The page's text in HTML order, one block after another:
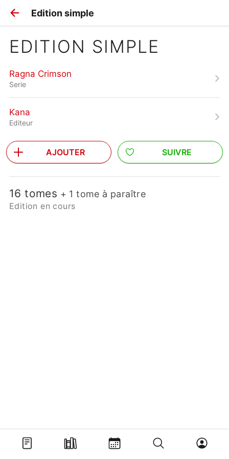
Edition simple
EDITION SIMPLE
Ragna Crimson
Serie
Kana
Editeur
AJOUTER SUIVRE
16 tomes + 1 tome à paraître
Edition en cours